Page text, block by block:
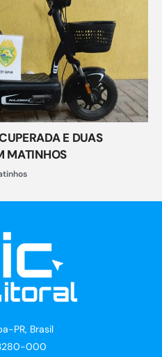
E DUAS
MATINHOS
PR, Brasil
000